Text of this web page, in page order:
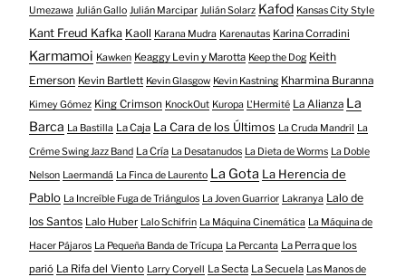
Umezawa Julián Gallo Julián Marcipar Julián Solarz Kafod Kansas City Style
Kant Freud Kafka Kaoll Karana Mudra Karenautas Karina Corradini
Karmamoi Kawken Keaggy Levin y Marotta Keep the Dog Keith
Emerson Kevin Bartlett Kevin Glasgow Kevin Kastning Kharmina Buranna
Kimey Gómez King Crimson KnockOut Kuropa L'Hermité La Alianza La
Barca La Bastilla La Caja La Cara de los Últimos La Cruda Mandril
La
Créme Swing Jazz Band La Cría La Desatanudos La Dieta de Worms La Doble
Nelson Laermandá La Finca de Laurento La Gota La Herencia de
Pablo La Increíble Fuga de Triángulos La Joven Guarrior Lakranya Lalo de
los Santos Lalo Huber Lalo Schifrin La Máquina Cinemática La Máquina de
Hacer Pájaros La Pequeña Banda de Trícupa La Percanta La Perra que los
parió La Rifa del Viento Larry Coryell La Secta La Secuela Las Manos de